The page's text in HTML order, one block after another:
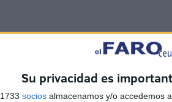
Su privacidad es
socios almacenamos y/o accedemos
juegue en una pista diferente: